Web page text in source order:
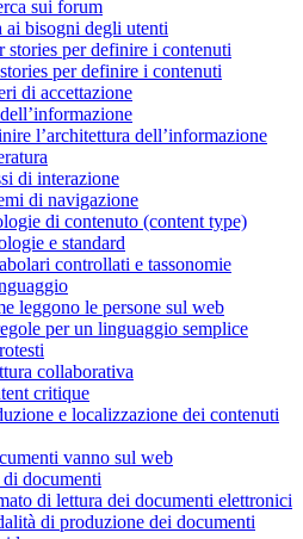
sui forum
ai bisogni degli utenti
stories per definire i contenuti
per definire i contenuti
di accettazione
l’architettura dell’informazione
di interazione
di navigazione
di contenuto (content type)
e standard
controllati e tassonomie
leggono le persone sul web
per un linguaggio semplice
collaborativa
critique
e localizzazione dei contenuti
vanno sul web
documenti
di lettura dei documenti elettronici
di produzione dei documenti